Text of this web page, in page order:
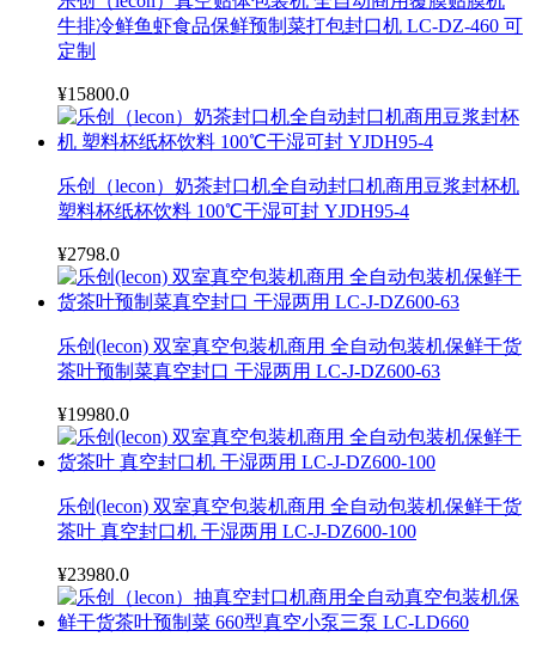
牛排冷鲜鱼虾食品保鲜预制菜打包封口机 LC-DZ-460 可
定制
¥15800.0
乐创（lecon）奶茶封口机全自动封口机商用豆浆封杯机
塑料杯纸杯饮料 100℃干湿可封 YJDH95-4
¥2798.0
乐创(lecon) 双室真空包装机商用 全自动包装机保鲜干货
茶叶预制菜真空封口 干湿两用 LC-J-DZ600-63
¥19980.0
乐创(lecon) 双室真空包装机商用 全自动包装机保鲜干货
茶叶 真空封口机 干湿两用 LC-J-DZ600-100
¥23980.0